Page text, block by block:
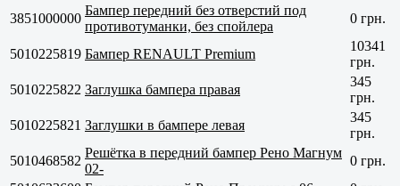
3851000000
Бампер передний без отверстий под
противотуманки, без спойлера
0 грн.
5010225819 Бампер RENAULT Premium
10341
грн.
5010225822 Заглушка бампера правая
345
грн.
5010225821 Заглушки в бампере левая
345
грн.
5010468582
Решётка в передний бампер Рено Магнум
02-
0 грн.